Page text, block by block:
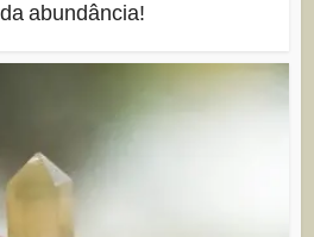
abundância!